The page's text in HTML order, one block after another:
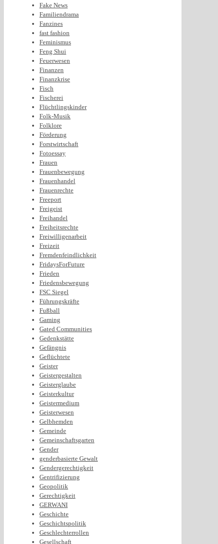
Fake News
Familiendrama
Fanzines
fast fashion
Feminismus
Feng Shui
Feuerwesen
Finanzen
Finanzkrise
Fisch
Fischerei
Flüchtlingskinder
Folk-Musik
Folklore
Förderung
Forstwirtschaft
Fotoessay
Frauen
Frauenbewegung
Frauenhandel
Frauenrechte
Freeport
Freigeist
Freihandel
Freiheitsrechte
Freiwilligenarbeit
Freizeit
Fremdenfeindlichkeit
FridaysForFuture
Frieden
Friedensbewegung
FSC Siegel
Führungskräfte
Fußball
Gaming
Gated Communities
Gedenkstätte
Gefängnis
Geflüchtete
Geister
Geistergestalten
Geisterglaube
Geisterkultur
Geistermedium
Geisterwesen
Gelbhemden
Gemeinde
Gemeinschaftsgarten
Gender
genderbasierte Gewalt
Gendergerechtigkeit
Gentrifizierung
Geopolitik
Gerechtigkeit
GERWANI
Geschichte
Geschichtspolitik
Geschlechterrollen
Gesellschaft